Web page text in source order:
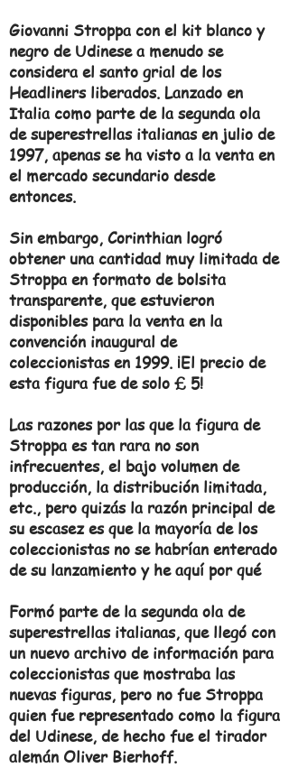
Giovanni Stroppa con el kit blanco y
negro de Udinese a menudo se
considera el santo grial de los
Headliners liberados. Lanzado en
Italia como parte de la segunda ola
de superestrellas italianas en julio de
1997, apenas se ha visto a la venta en
el mercado secundario desde
entonces.
Sin embargo, Corinthian logró
obtener una cantidad muy limitada de
Stroppa en formato de bolsita
transparente, que estuvieron
disponibles para la venta en la
convención inaugural de
coleccionistas en 1999. ¡El precio de
esta figura fue de solo £ 5!
Las razones por las que la figura de
Stroppa es tan rara no son
infrecuentes, el bajo volumen de
producción, la distribución limitada,
etc., pero quizás la razón principal de
su escasez es que la mayoría de los
coleccionistas no se habrían enterado
de su lanzamiento y he aquí por qué
Formó parte de la segunda ola de
superestrellas italianas, que llegó con
un nuevo archivo de información para
coleccionistas que mostraba las
nuevas figuras, pero no fue Stroppa
quien fue representado como la figura
del Udinese, de hecho fue el tirador
alemán Oliver Bierhoff.